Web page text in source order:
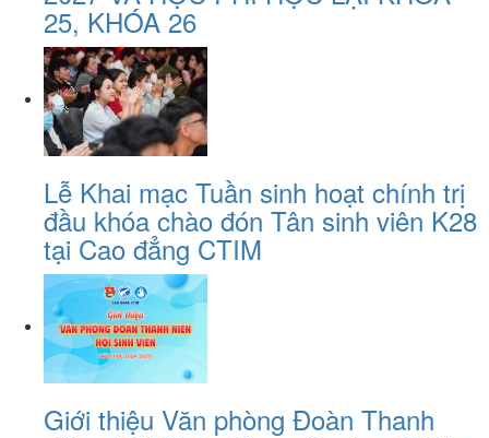
25, KHÓA 26
Lễ Khai mạc Tuần sinh hoạt chính trị
đầu khóa chào đón Tân sinh viên K28
tại Cao đẳng CTIM
Giới thiệu Văn phòng Đoàn Thanh